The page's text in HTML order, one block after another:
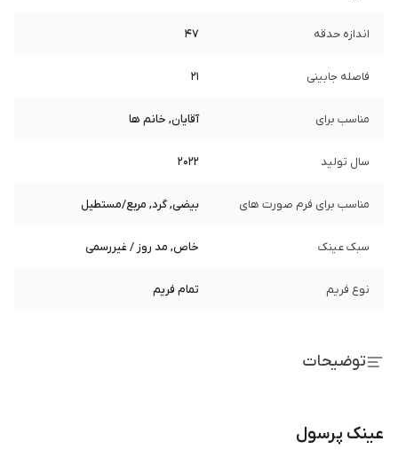
اندازه حدقه 47
فاصله جابینی 21
مناسب برای آقایان, خانم ها
سال تولید 2022
مناسب برای فرم صورت های بیضی, گرد, مربع/مستطیل
سبک عینک خاص, مد روز / غیررسمی
نوع فریم تمام فریم
توضیحات
عینک پرسول